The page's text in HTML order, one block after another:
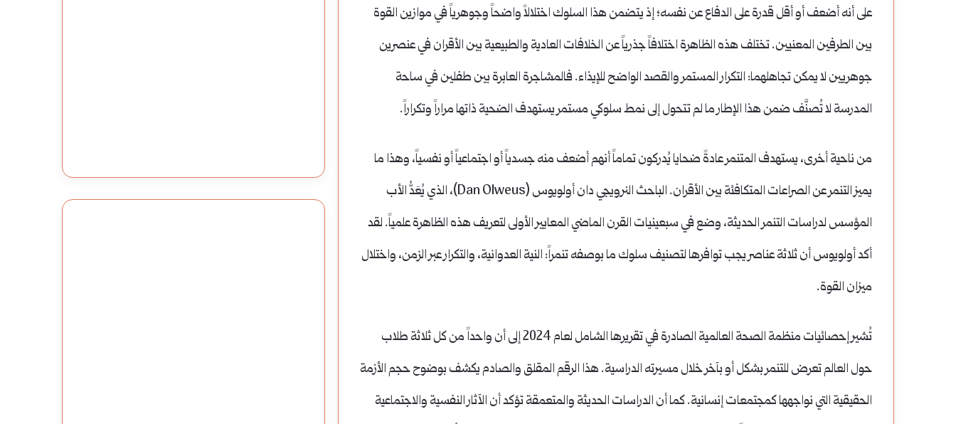
على أنه أضعف أو أقل قدرة على الدفاع عن نفسه؛ إذ يتضمن هذا السلوك اختلالاً واضحاً وجوهرياً في موازين القوة
بين الطرفين المعنيين. تختلف هذه الظاهرة اختلافاً جذرياً عن الخلافات العادية والطبيعية بين الأقران في عنصرين
جوهريين لا يمكن تجاهلهما: التكرار المستمر والقصد الواضح للإيذاء. فالمشاجرة العابرة بين طفلين في ساحة
المدرسة لا تُصنَّف ضمن هذا الإطار ما لم تتحول إلى نمط سلوكي مستمر يستهدف الضحية ذاتها مراراً وتكراراً.
من ناحية أخرى، يستهدف المتنمر عادةً ضحايا يُدركون تماماً أنهم أضعف منه جسدياً أو اجتماعياً أو نفسياً، وهذا ما
يميز التنمر عن الصراعات المتكافئة بين الأقران. الباحث النرويجي دان أولويوس (Dan Olweus)، الذي يُعَدُّ الأب
المؤسس لدراسات التنمر الحديثة، وضع في سبعينيات القرن الماضي المعايير الأولى لتعريف هذه الظاهرة علمياً. لقد
أكد أولويوس أن ثلاثة عناصر يجب توافرها لتصنيف سلوك ما بوصفه تنمراً: النية العدوانية، والتكرار عبر الزمن، واختلال
ميزان القوة.
تُشير إحصائيات منظمة الصحة العالمية الصادرة في تقريرها الشامل لعام 2024 إلى أن واحداً من كل ثلاثة طلاب
حول العالم تعرض للتنمر بشكل أو بآخر خلال مسيرته الدراسية. هذا الرقم المقلق والصادم يكشف بوضوح حجم الأزمة
الحقيقية التي نواجهها كمجتمعات إنسانية. كما أن الدراسات الحديثة والمتعمقة تؤكد أن الآثار النفسية والاجتماعية